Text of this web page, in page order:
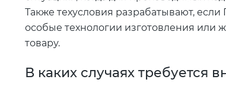
Также техусловия разрабатывают,
особые технологии изготовления или
товару.
В каких случаях требуется